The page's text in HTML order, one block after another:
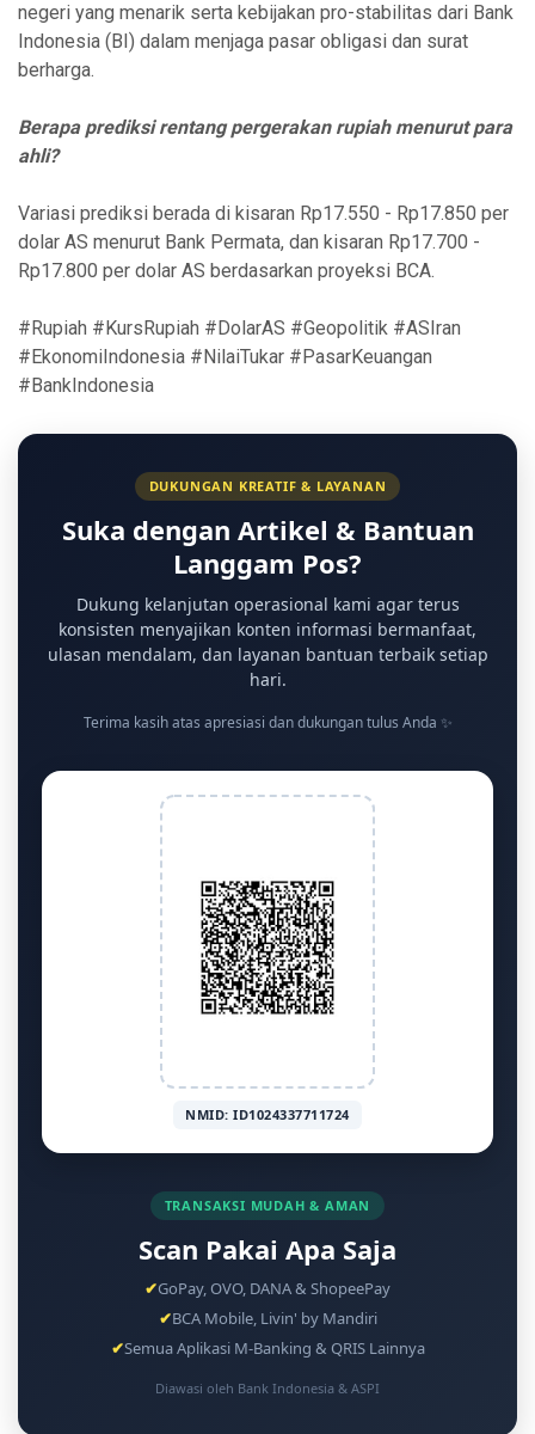
negeri yang menarik serta kebijakan pro-stabilitas dari Bank
Indonesia (BI) dalam menjaga pasar obligasi dan surat
berharga.
Berapa prediksi rentang pergerakan rupiah menurut para
ahli?
Variasi prediksi berada di kisaran Rp17.550 - Rp17.850 per
dolar AS menurut Bank Permata, dan kisaran Rp17.700 -
Rp17.800 per dolar AS berdasarkan proyeksi BCA.
#Rupiah #KursRupiah #DolarAS #Geopolitik #ASIran
#EkonomiIndonesia #NilaiTukar #PasarKeuangan
#BankIndonesia
DUKUNGAN KREATIF & LAYANAN
Suka dengan Artikel & Bantuan
Langgam Pos?
Dukung kelanjutan operasional kami agar terus
konsisten menyajikan konten informasi bermanfaat,
ulasan mendalam, dan layanan bantuan terbaik setiap
hari.
Terima kasih atas apresiasi dan dukungan tulus Anda ✨
NMID: ID1024337711724
TRANSAKSI MUDAH & AMAN
Scan Pakai Apa Saja
✔GoPay, OVO, DANA & ShopeePay
✔BCA Mobile, Livin' by Mandiri
✔Semua Aplikasi M-Banking & QRIS Lainnya
Diawasi oleh Bank Indonesia & ASPI